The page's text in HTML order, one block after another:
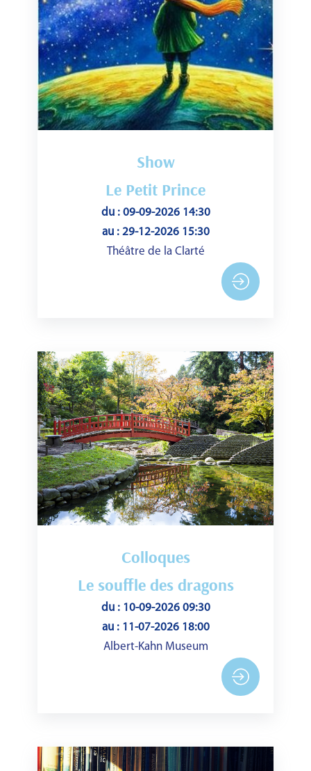
Show
Le Petit Prince
du : 09-09-2026 14:30
au : 29-12-2026 15:30
Théâtre de la Clarté
Colloques
Le souffle des dragons
du : 10-09-2026 09:30
au : 11-07-2026 18:00
Albert-Kahn Museum